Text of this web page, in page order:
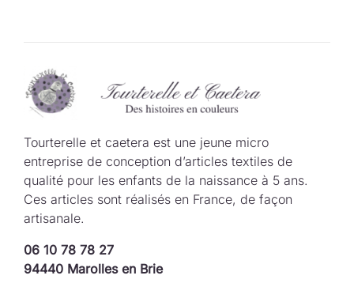
Tourterelle et caetera est une jeune micro
entreprise de conception d’articles textiles de
qualité pour les enfants de la naissance à 5 ans.
Ces articles sont réalisés en France, de façon
artisanale.
06 10 78 78 27
94440 Marolles en Brie